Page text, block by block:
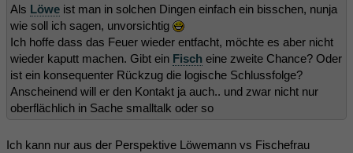
Als Löwe ist man in solchen Dingen einfach ein bisschen, nunja
wie soll ich sagen, unvorsichtig
Ich hoffe dass das Feuer wieder entfacht, möchte es aber nicht
wieder kaputt machen. Gibt ein Fisch eine zweite Chance? Oder
ist ein konsequenter Rückzug die logische Schlussfolge?
Anscheinend will er den Kontakt ja auch.. und zwar nicht nur
oberflächlich in Sache smalltalk oder so
Ich kann nur aus der Perspektive Löwemann vs Fischefrau